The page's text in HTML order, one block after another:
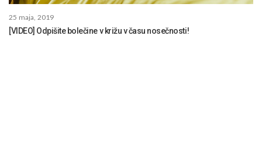
25 maja, 2019
[VIDEO] Odpišite bolečine v križu v času nosečnosti!